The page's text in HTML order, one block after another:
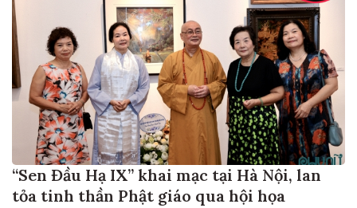
“Sen Đầu Hạ IX” khai mạc tại Hà Nội, lan
tỏa tinh thần Phật giáo qua hội họa